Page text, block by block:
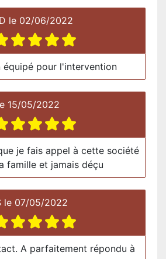
le 02/06/2022
équipé pour l'intervention
15/05/2022
je fais appel à cette société
famille et jamais déçu
le 07/05/2022
A parfaitement répondu à